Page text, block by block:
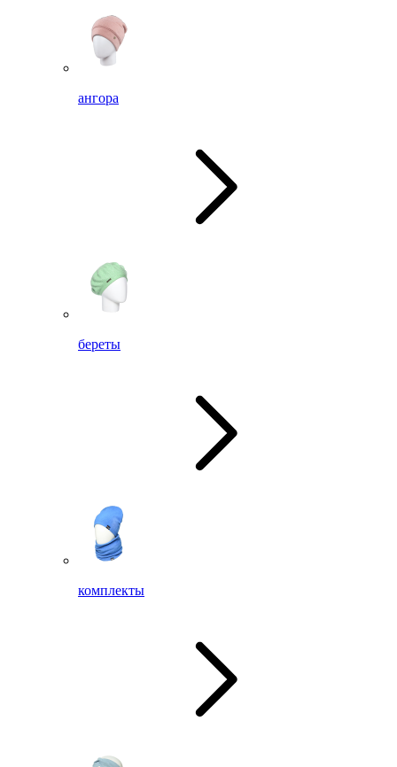
ангора
береты
комплекты